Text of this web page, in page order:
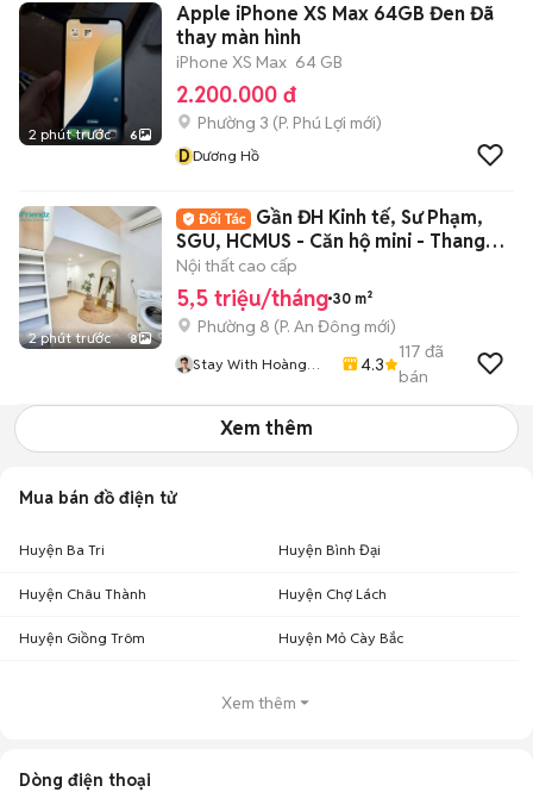
2 phút trước 6
Apple iPhone XS Max 64GB Đen Đã
thay màn hình
iPhone XS Max 64 GB
2.200.000 đ
Phường 3 (P. Phú Lợi mới)
DDương Hồ
2 phút trước 8
Gần ĐH Kinh tế, Sư Phạm,
SGU, HCMUS - Căn hộ mini - Thang
máy
Nội thất cao cấp
5,5 triệu/tháng 30 m²
Phường 8 (P. An Đông mới)
Stay With Hoàng
4.3
117 đã
bán
Xem thêm
Mua bán đồ điện tử
Huyện Ba Tri Huyện Bình Đại
Huyện Châu Thành Huyện Chợ Lách
Huyện Giồng Trôm Huyện Mỏ Cày Bắc
Xem thêm
Dòng điện thoại